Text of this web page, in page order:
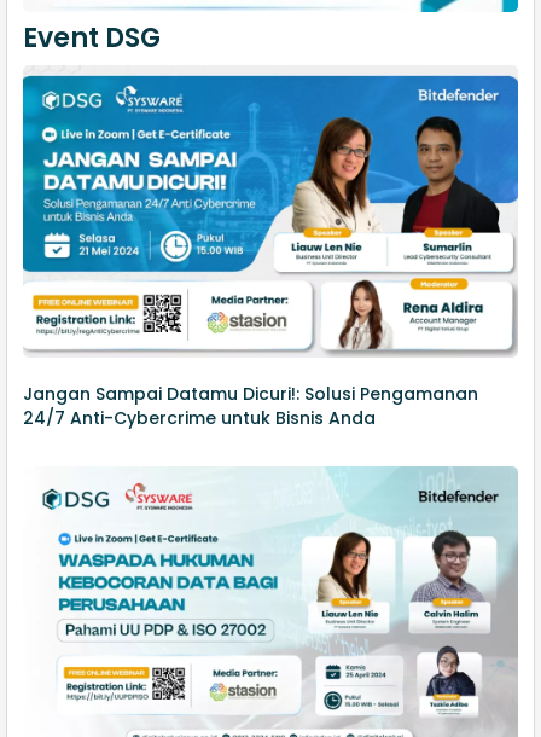
Event DSG
Jangan Sampai Datamu Dicuri!: Solusi Pengamanan
24/7 Anti-Cybercrime untuk Bisnis Anda